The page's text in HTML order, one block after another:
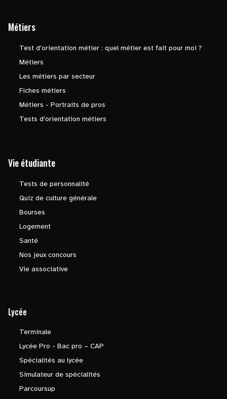
Métiers
Test d'orientation métier : quel métier est fait pour moi ?
Métiers
Les métiers par secteur
Fiches métiers
Métiers - Portraits de pros
Tests d'orientation métiers
Vie étudiante
Tests de personnalité
Quiz de culture générale
Bourses
Logement
Santé
Nos jeux concours
Vie associative
Lycée
Terminale
Lycée Pro - Bac pro – CAP
Spécialités au lycée
Simulateur de spécialités
Parcoursup